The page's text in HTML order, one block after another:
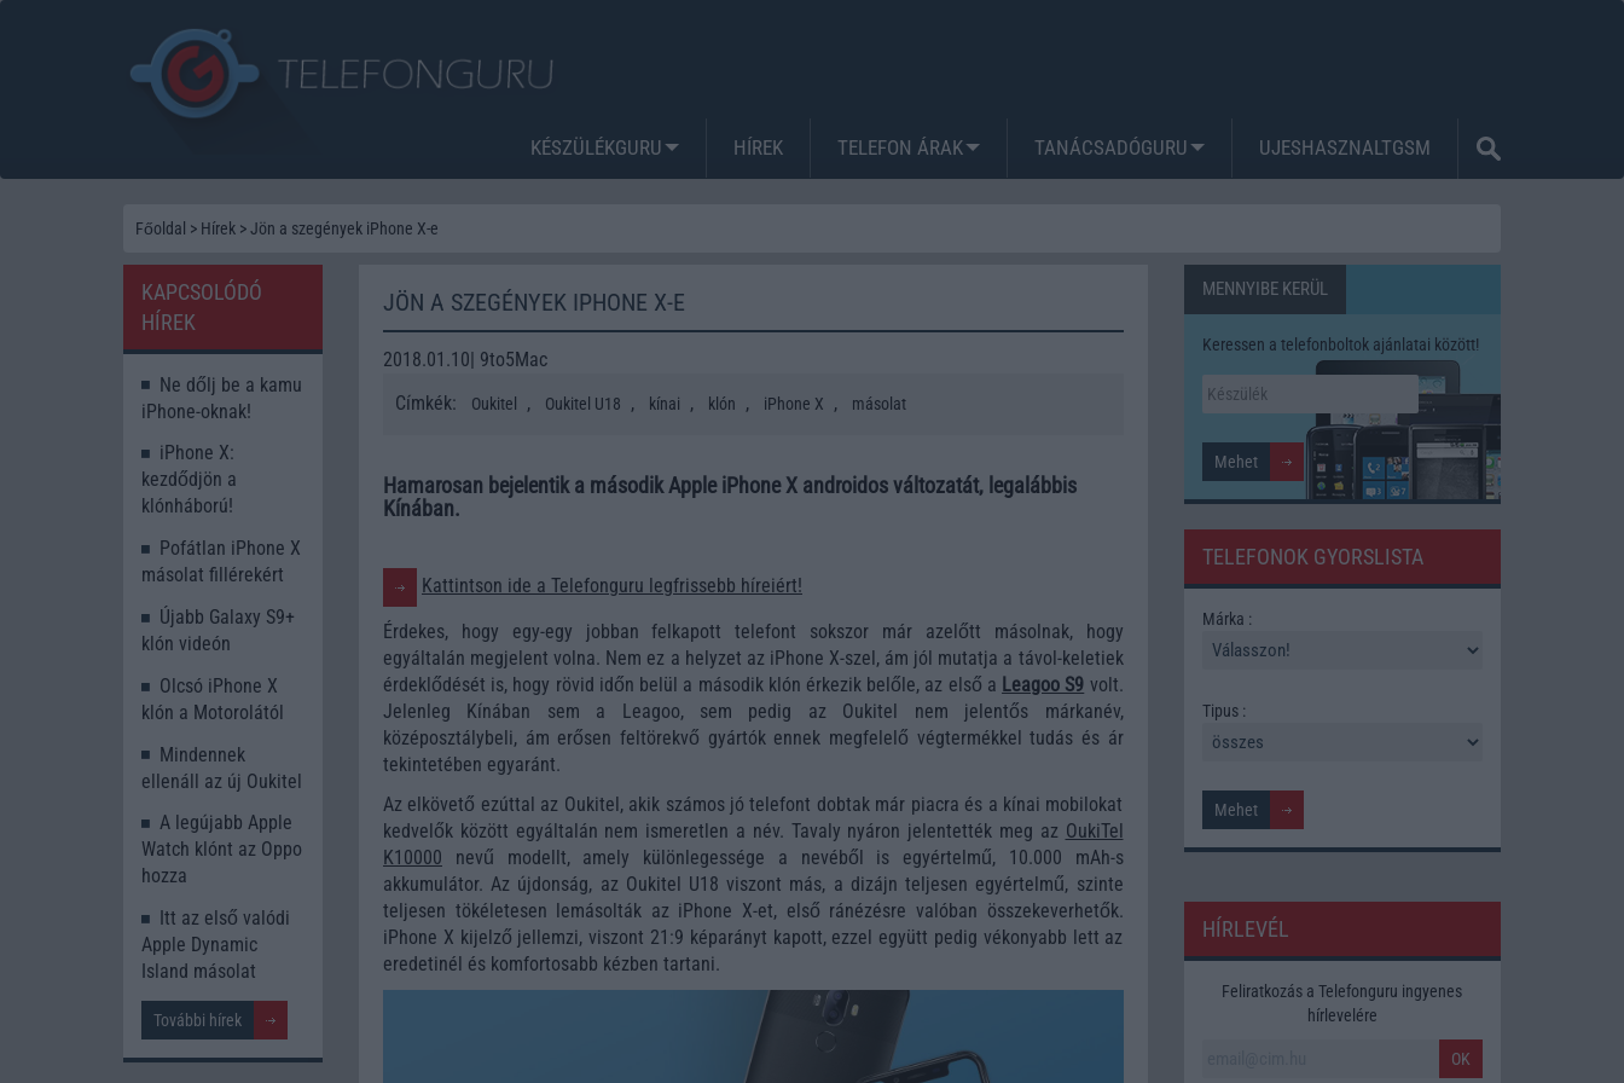
KÉSZÜLÉKGURU HÍREK TELEFON ÁRAK TANÁCSADÓGURU UJESHASZNALTGSM
Főoldal > Hírek >Jön a szegények iPhone X-e
JÖN A SZEGÉNYEK IPHONE X-E
2018.01.10| 9to5Mac
Címkék:
Oukitel , Oukitel U18 , kínai , klón , iPhone X , másolat
Hamarosan bejelentik a második Apple iPhone X androidos változatát, legalábbis
Kínában.
Kattintson ide a Telefonguru legfrissebb híreiért!
Érdekes, hogy egy-egy jobban felkapott telefont sokszor már azelőtt másolnak, hogy
egyáltalán megjelent volna. Nem ez a helyzet az iPhone X-szel, ám jól mutatja a távol-keletiek
érdeklődését is, hogy rövid időn belül a második klón érkezik belőle, az első a Leagoo S9 volt.
Jelenleg Kínában sem a Leagoo, sem pedig az Oukitel nem jelentős márkanév,
középosztálybeli, ám erősen feltörekvő gyártók ennek megfelelő végtermékkel tudás és ár
tekintetében egyaránt.
Az elkövető ezúttal az Oukitel, akik számos jó telefont dobtak már piacra és a kínai mobilokat
kedvelők között egyáltalán nem ismeretlen a név. Tavaly nyáron jelentették meg az OukiTel
K10000 nevű modellt, amely különlegessége a nevéből is egyértelmű, 10.000 mAh-s
akkumulátor. Az újdonság, az Oukitel U18 viszont más, a dizájn teljesen egyértelmű, szinte
teljesen tökéletesen lemásolták az iPhone X-et, első ránézésre valóban összekeverhetők.
iPhone X kijelző jellemzi, viszont 21:9 képarányt kapott, ezzel együtt pedig vékonyabb lett az
eredetinél és komfortosabb kézben tartani.
KAPCSOLÓDÓ
HÍREK
Ne dőlj be a kamu
iPhone-oknak!
iPhone X:
kezdődjön a
klónháború!
Pofátlan iPhone X
másolat fillérekért
Újabb Galaxy S9+
klón videón
Olcsó iPhone X
klón a Motorolától
Mindennek
ellenáll az új Oukitel
A legújabb Apple
Watch klónt az Oppo
hozza
Itt az első valódi
Apple Dynamic
Island másolat
További hírek
MENNYIBE KERÜL
Keressen a telefonboltok ajánlatai között!
TELEFONOK GYORSLISTA
Márka :
Tipus :
HÍRLEVÉL
Feliratkozás a Telefonguru ingyenes
hírlevelére
OK